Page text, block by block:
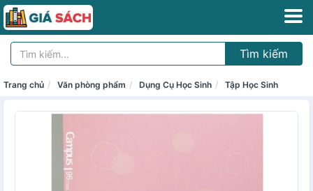
Tìm kiếm
Trang chủ Văn phòng phẩm Dụng Cụ Học Sinh Tập Học Sinh